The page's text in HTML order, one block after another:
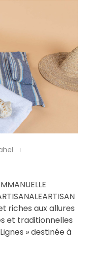
riches aux allures
et traditionnelles
» destinée à